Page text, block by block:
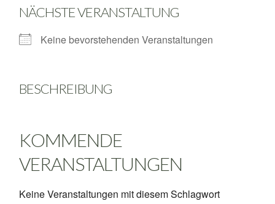
NÄCHSTE VERANSTALTUNG
Keine bevorstehenden Veranstaltungen
BESCHREIBUNG
KOMMENDE
VERANSTALTUNGEN
Keine Veranstaltungen mit diesem Schlagwort